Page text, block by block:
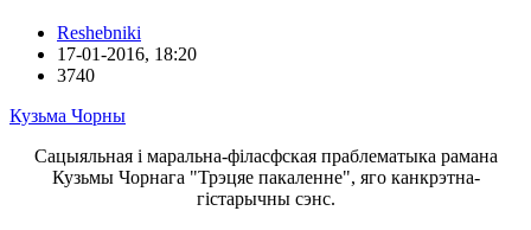
Reshebniki
17-01-2016, 18:20
3740
Кузьма Чорны
Сацыяльная i маральна-фiласфская праблематыка рамана
Кузьмы Чорнага "Трэцяе пакаленне", яго канкрэтна-
гiстарычны сэнс.